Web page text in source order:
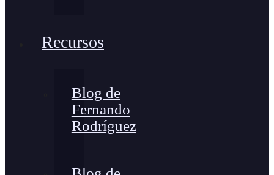
Recursos
Blog de
Fernando
Rodríguez